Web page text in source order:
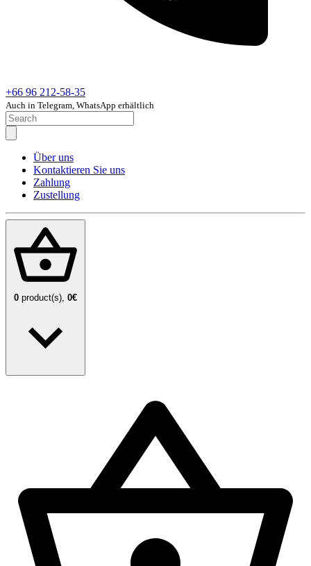
+66 96 212-58-35
Auch in Telegram, WhatsApp erhältlich
Über uns
Kontaktieren Sie uns
Zahlung
Zustellung
0 product(s), 0€